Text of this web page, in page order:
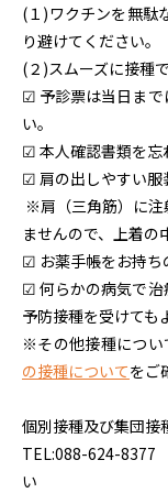
(１)ワクチンを無駄
り避けてください。
(２)スムーズに接種
☑ 予診票は当日まで
い。
☑ 本人確認書類を忘
☑ 肩の出しやすい服
※肩（三角筋）に注
ませんので、上着の
☑ お薬手帳をお持ち
☑ 何らかの病気で治
予防接種を受けても
※その他接種につい
の接種についてをご
個別接種及び集団接
TEL:088-624-
い